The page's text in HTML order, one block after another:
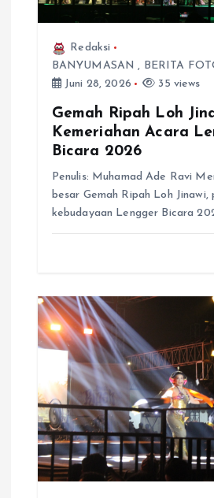
Redaksi
BANYUMASAN , BERITA
Juni 28, 2026
35 views
Gemah Ripah Loh
Kemeriahan Acara
Bicara 2026
Penulis: Muhamad Ade Ravi
besar Gemah Ripah Loh Jinawi,
kebudayaan Lengger Bicara